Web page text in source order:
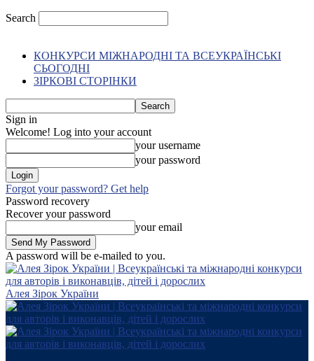
Search
КОНКУРСИ МІЖНАРОДНІ ТА ВСЕУКРАЇНСЬКІ
СЬОГОДНІ
ЗІРКОВІ СТОРІНКИ
Sign in
Welcome! Log into your account
your username
your password
Forgot your password? Get help
Password recovery
Recover your password
your email
A password will be e-mailed to you.
Алея Зірок України